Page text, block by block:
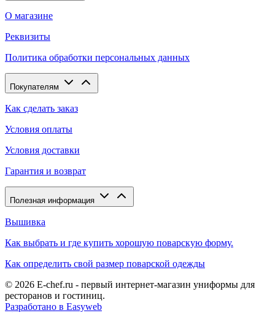
О магазине
Реквизиты
Политика обработки персональных данных
Покупателям
Как сделать заказ
Условия оплаты
Условия доставки
Гарантия и возврат
Полезная информация
Вышивка
Как выбрать и где купить хорошую поварскую форму.
Как определить свой размер поварской одежды
© 2026 E-chef.ru - первый интернет-магазин униформы для
ресторанов и гостиниц.
Разработано в Easyweb